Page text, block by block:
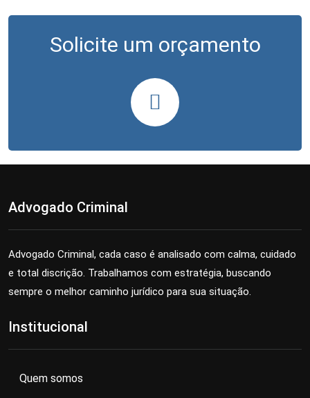
Solicite um orçamento
Advogado Criminal
Advogado Criminal, cada caso é analisado com calma, cuidado
e total discrição. Trabalhamos com estratégia, buscando
sempre o melhor caminho jurídico para sua situação.
Institucional
Quem somos